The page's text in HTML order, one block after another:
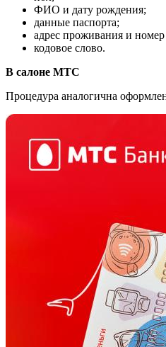
ФИО и дату рождения;
данные паспорта;
адрес проживания и номер
кодовое слово.
В салоне МТС
Процедура аналогична